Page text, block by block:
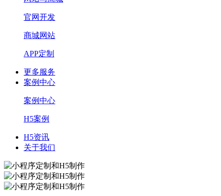
官网开发
商城网站
APP定制
更多服务
案例中心
案例中心
H5案例
H5资讯
关于我们